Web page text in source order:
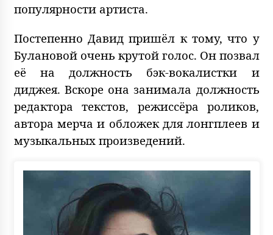
популярности артиста.
Постепенно Давид пришёл к тому, что у
Булановой очень крутой голос. Он позвал
её на должность бэк-вокалистки и
диджея. Вскоре она занимала должность
редактора текстов, режиссёра роликов,
автора мерча и обложек для лонгплеев и
музыкальных произведений.